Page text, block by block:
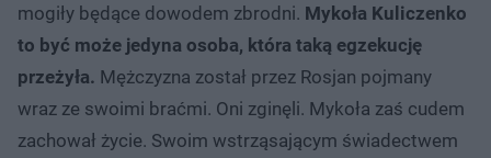
mogiły będące dowodem zbrodni. Mykoła Kuliczenko
to być może jedyna osoba, która taką egzekucję
przeżyła. Mężczyzna został przez Rosjan pojmany
wraz ze swoimi braćmi. Oni zginęli. Mykoła zaś cudem
zachował życie. Swoim wstrząsającym świadectwem